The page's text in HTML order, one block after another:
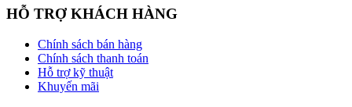
HỖ TRỢ KHÁCH HÀNG
Chính sách bán hàng
Chính sách thanh toán
Hỗ trợ kỹ thuật
Khuyến mãi